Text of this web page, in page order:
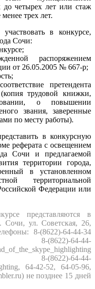
до четырех лет или стаж
трех лет.
в конкурсе,
Сочи:
распоряжением
от 26.05.2005 № 667-р;
претендента
трудовой книжки,
о повышении
звания, заверенные
по месту работы).
в конкурсную
реферата с освещением
Сочи и предлагаемой
территории города,
в установленном
территориальной
Федерации или
представляются в
Сочи, ул. Советская, 26,
8-(8622)-64-44-34
8-(8622)-64-44-
8-(8622)-64-44-
64-42-52, 64-05-96,
не позднее 15 дней